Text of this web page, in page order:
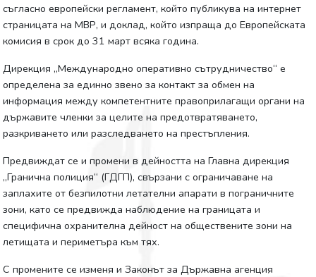
съгласно европейски регламент, който публикува на интернет
страницата на МВР, и доклад, който изпраща до Европейската
комисия в срок до 31 март всяка година.
Дирекция „Международно оперативно сътрудничество“ е
определена за единно звено за контакт за обмен на
информация между компетентните правоприлагащи органи на
държавите членки за целите на предотвратяването,
разкриването или разследването на престъпления.
Предвиждат се и промени в дейността на Главна дирекция
„Гранична полиция“ (ГДГП), свързани с ограничаване на
заплахите от безпилотни летателни апарати в пограничните
зони, като се предвижда наблюдение на границата и
специфична охранителна дейност на обществените зони на
летищата и периметъра към тях.
С промените се изменя и Законът за Държавна агенция